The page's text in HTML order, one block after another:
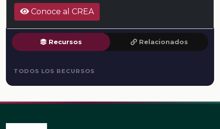
Conoce al CREA
Recursos Relacionados
TODOS LOS RECURSOS